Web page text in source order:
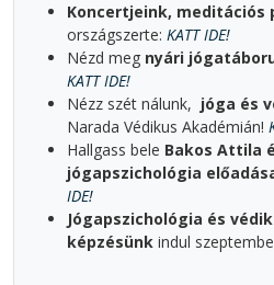
Koncertjeink, meditációs
országszerte: KATT IDE!
Nézd meg nyári
KATT IDE!
Nézz szét nálunk, jóga és
Narada Védikus Akadémián!
Hallgass bele Bakos Attila
jógapszichológia
IDE!
Jógapszichológia és
képzésünk indul